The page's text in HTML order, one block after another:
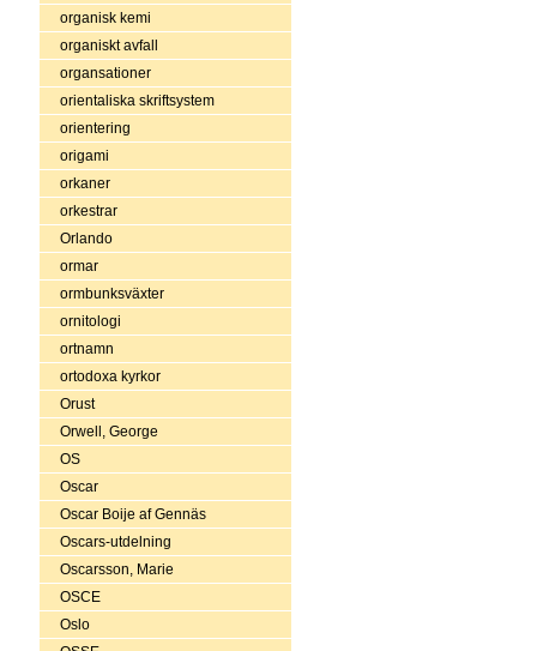
organisk kemi
organiskt avfall
organsationer
orientaliska skriftsystem
orientering
origami
orkaner
orkestrar
Orlando
ormar
ormbunksväxter
ornitologi
ortnamn
ortodoxa kyrkor
Orust
Orwell, George
OS
Oscar
Oscar Boije af Gennäs
Oscars-utdelning
Oscarsson, Marie
OSCE
Oslo